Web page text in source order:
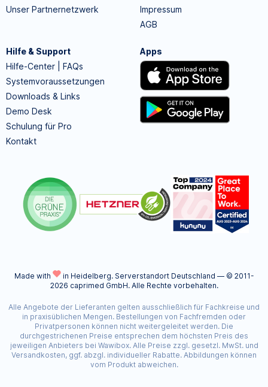
Unser Partnernetzwerk
Impressum
AGB
Hilfe & Support
Hilfe-Center | FAQs
Systemvoraussetzungen
Downloads & Links
Demo Desk
Schulung für Pro
Kontakt
Apps
Made with in Heidelberg. Serverstandort Deutschland — © 2011-
2026 caprimed GmbH. Alle Rechte vorbehalten.
Alle Angebote der Lieferanten gelten ausschließlich für Fachkreise und
in praxisüblichen Mengen. Bestellungen von Fachfremden oder
Privatpersonen können nicht weitergeleitet werden. Die
durchgestrichenen Preise entsprechen dem höchsten Preis des
jeweiligen Anbieters bei Wawibox. Alle Preise zzgl. gesetzl. MwSt. und
Versandkosten, ggf. abzgl. individueller Rabatte. Abbildungen können
vom Produkt abweichen.